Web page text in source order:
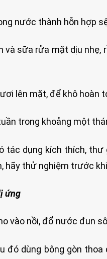
nước thành hỗn hợp
và sữa rửa mặt dịu nhẹ,
lên mặt, để khô hoàn
trong khoảng một
tác dụng kích thích,
hãy thử nghiệm trước
ứng
vào nồi, đổ nước đun
đó dùng bông gòn